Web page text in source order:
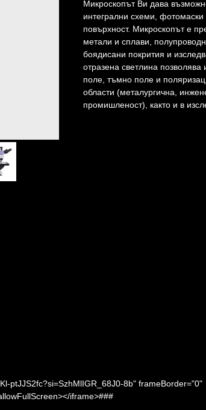
Микроскопът Ви дава
интегрални схеми, фотомаски
повърхност. Микроскопът е
метали и сплави,
боядисани покрития и
отразена светлина
поле, тъмно поле и
области (металургична,
промишленост), както и в
ptJJS2fc?si=SzhMlIGR_68J0-8b" frameBorder="0"
iframe>###